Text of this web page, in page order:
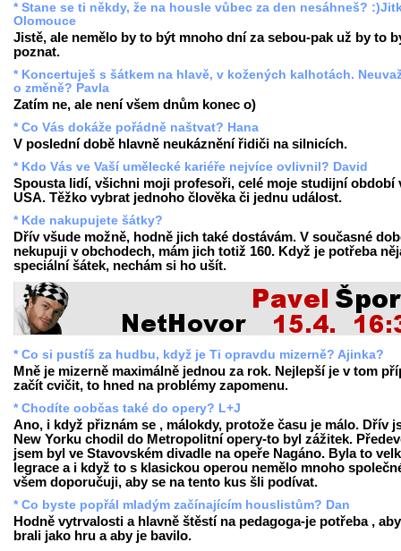
* Stane se ti někdy, že na housle vůbec za den nesáhneš?
Olomouce
Jistě, ale nemělo by to být mnoho dní za sebou-pak už by to
poznat.
* Koncertuješ s šátkem na hlavě, v kožených kalhotách.
o změně? Pavla
Zatím ne, ale není všem dnům konec o)
* Co Vás dokáže pořádně naštvat? Hana
V poslední době hlavně neukáznění řidiči na silnicích.
* Kdo Vás ve Vaší umělecké kariéře nejvíce ovlivnil? David
Spousta lidí, všichni moji profesoři, celé moje studijní období
USA. Těžko vybrat jednoho člověka či jednu událost.
* Kde nakupujete šátky?
Dřív všude možně, hodně jich také dostávám. V současné
nekupuji v obchodech, mám jich totiž 160. Když je potřeba
speciální šátek, nechám si ho ušít.
* Co si pustíš za hudbu, když je Ti opravdu mizerně? Ajinka?
Mně je mizerně maximálně jednou za rok. Nejlepší je v tom
začít cvičit, to hned na problémy zapomenu.
* Chodíte oobčas také do opery? L+J
Ano, i když přiznám se , málokdy, protože času je málo. Dřív
New Yorku chodil do Metropolitní opery-to byl zážitek.
jsem byl ve Stavovském divadle na opeře Nagáno. Byla to
legrace a i když to s klasickou operou nemělo mnoho
všem doporučuji, aby se na tento kus šli podívat.
* Co byste popřál mladým začínajícím houslistům? Dan
Hodně vytrvalosti a hlavně štěstí na pedagoga-je potřeba ,
brali jako hru a aby je bavilo.